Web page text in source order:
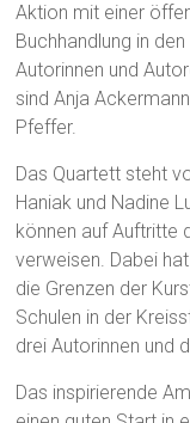
Aktion mit einer
Buchhandlung in
Autorinnen und
sind Anja
Pfeffer.
Das Quartett steht
Haniak und Nadine
können auf Auftritte
verweisen. Dabei
die Grenzen der
Schulen in der
drei Autorinnen und
Das inspirierende